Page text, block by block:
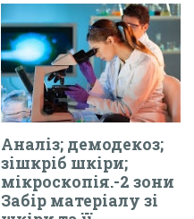
Аналіз; демодекоз;
зішкріб шкіри;
мікроскопія.-2 зони
Забір матеріалу зі